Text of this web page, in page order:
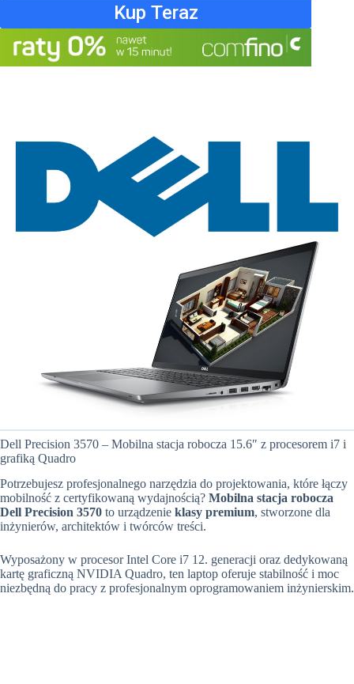
Kup Teraz
Dell Precision 3570 – Mobilna stacja robocza 15.6″ z procesorem i7 i
grafiką Quadro
Potrzebujesz profesjonalnego narzędzia do projektowania, które łączy
mobilność z certyfikowaną wydajnością? Mobilna stacja robocza
Dell Precision 3570 to urządzenie klasy premium, stworzone dla
inżynierów, architektów i twórców treści.
Wyposażony w procesor Intel Core i7 12. generacji oraz dedykowaną
kartę graficzną NVIDIA Quadro, ten laptop oferuje stabilność i moc
niezbędną do pracy z profesjonalnym oprogramowaniem inżynierskim.